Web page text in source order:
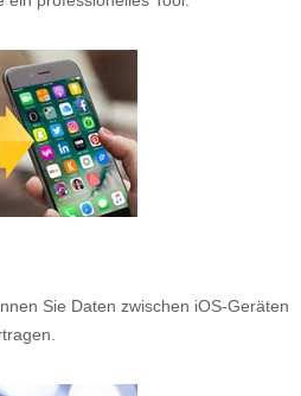
Sie Daten zwischen iOS-Geräten